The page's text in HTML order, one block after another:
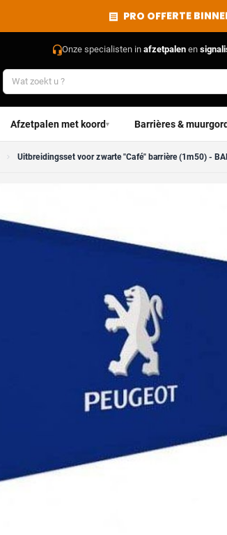
PRO OFFERTE
Onze specialisten in afzetpalenen
Afzetpalen met koord▾ Barrières &
Uitbreidingsset voor zwarte "Café" barrière (1m50) -